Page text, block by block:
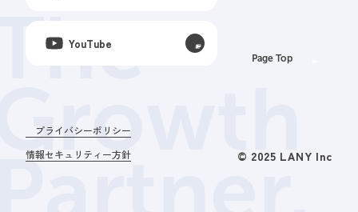
プライバシーポリシー
情報セキュリティー方針
© 2025 LANY Inc
YouTube
Page Top